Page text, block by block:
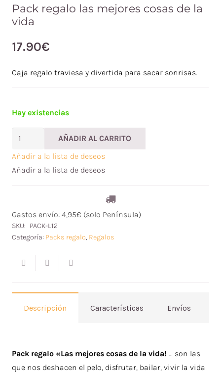
Pack regalo las mejores cosas de la
vida
17.90€
Caja regalo traviesa y divertida para sacar sonrisas.
Hay existencias
las
mejores
cosas
la
vida
cantidad
AÑADIR AL CARRITO
Añadir a la lista de deseos
Añadir a la lista de deseos
Gastos envío: 4,95€ (solo Península)
SKU: PACK-L12
Categoría: Packs regalo, Regalos
Descripción Características Envíos
Pack regalo «Las mejores cosas de la vida! … son las
que nos deshacen el pelo, disfrutar, bailar, vivir la vida